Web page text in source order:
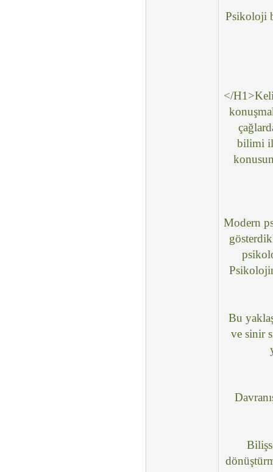
Psikoloji
</
bilimi
Modern
Bu
ve sinir